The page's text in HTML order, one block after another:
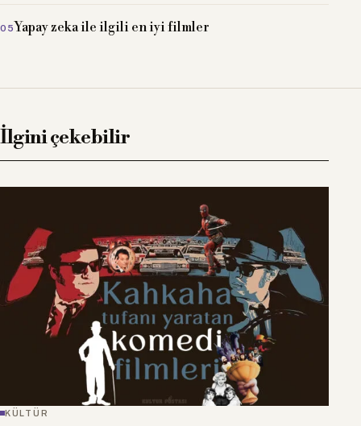
Yapay zeka ile ilgili en iyi filmler
İlgini çekebilir
KÜLTÜR